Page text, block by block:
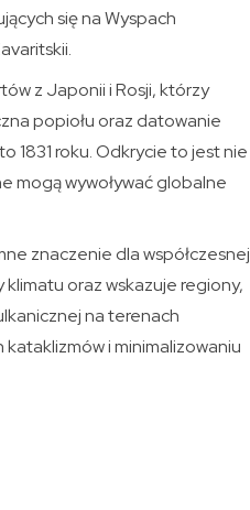
się na Wyspach
z Japonii i Rosji, którzy
popiołu oraz datowanie
1831 roku. Odkrycie to jest nie
mogą wywoływać globalne
znaczenie dla współczesnej
oraz wskazuje regiony,
na terenach
i minimalizowaniu